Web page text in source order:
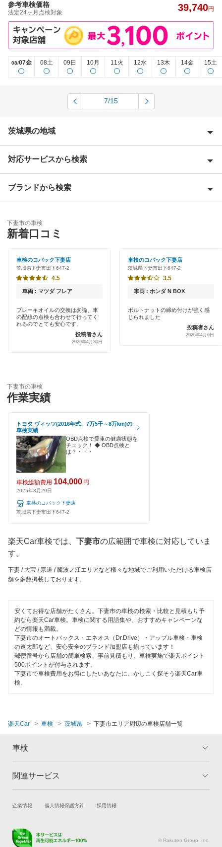
参考車検価格
法定24ヶ月点検対象 39,740円
08/07金 08土 09日 10月 11火 12水 13木 14金 15土
7/15
茨城県の地域
石岡市
稲敷郡
稲敷市
牛久市
小美玉市
笠間市
かすみがうら市
北相馬郡
久慈郡
古河市
桜川市
猿島郡
常総市
高萩市
つくば市
つくばみらい市
取手市
那珂郡
那珂市
行方市
常陸大宮市
日立市
ひたちなか市
水戸市
対応サービスから検索
Award 受賞店
特典あり
早割りあり
クレジットカードOK
土日祝OK
ハイブリッド車OK
120分以内の車検
1日車検
夜間受付
整備保証
1級整備士在籍
ブランドから検索
「車検の速太郎」
アップル車検
車検館
伊藤忠エネクス
元気車検
車検のコバック
キグナス車検
マッハ車検
ヤジマ石油車検
出光興産「らくらく安心車検」
安心WE！車検
閉じる
下妻市の車検
新着口コミ
車検のコバック下妻店
茨城県下妻市田下647-2
4.5
車両 : マツダ フレア
ブレーキオイルの交換は勿論、車
の配線の点検も合わせて行ってく
れるのでとても安心です。
投稿者さん
2026年4月30日
車検のコバック下妻店
茨城県下妻市田下647-2
3.5
車両 : ホンダ N BOX
ボルトナットの締め付けが強く感
じられました
投稿者さん
2026年4月6日
下妻市の車検
作業実績
トヨタ ヴィッツ(2016年式、7万5千～8万km)の
車検実績
OBD点検で愛車の健康状態を
チェック！ ◆ OBD点検と
は？・・・
車検総額費用 104,000 円
2025年3月29日
車検のコバック下妻店
茨城県下妻市田下647-2
楽天Car車検では、 下妻市の広範囲で車検に対応していま
す。
下妻 / 大宝 / 宗道 / 騰波ノ江エリアなど様々な地域でご利用いただける車検店
舗を多数掲載しております。
安くてお得な店舗がたくさん。下妻市の車検の検索・比較と見積もり予
約なら楽天Car車検。車検に関する用語集や、おすすめキャンペーンな
どの情報も満載。
下妻市のオートバックス・エネオス（Dr.Drive）・アップル車検・車検
の速太郎など、安心安全のブランド加盟店も揃っています！
郵便番号から店舗の簡単検索、事前見積もり、車検実施で楽天ポイント
500ポイントが付与されます。
下妻市で車検費用をお得にしたいあなたに、かしこく探そう楽天Car車
検。
楽天Car 車検 茨城県 下妻市エリア周辺の車検店舗一覧
車検
トップ
車検の基礎知識 キャンペーン一覧
関連サービス
試乗・商談 新車購入
キズ修理予約
企業情報 個人情報保護方針 採用情報
© Rakuten Group, Inc.